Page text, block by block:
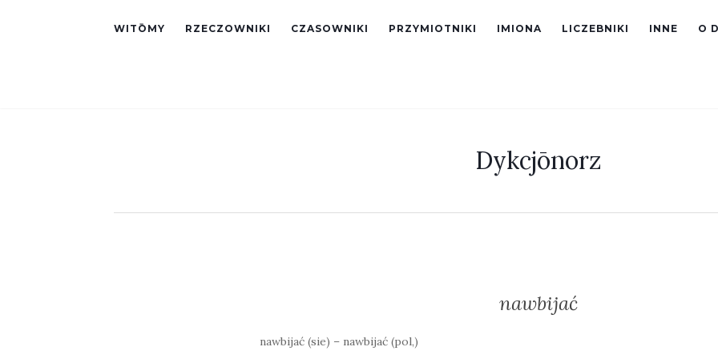
WITŌMY RZECZOWNIKI CZASOWNIKI PRZYMIOTNIKI IMIONA LICZEBNIKI INNE O
Dykcjōnorz
nawbijać
nawbijać (sie) – nawbijać (pol,)